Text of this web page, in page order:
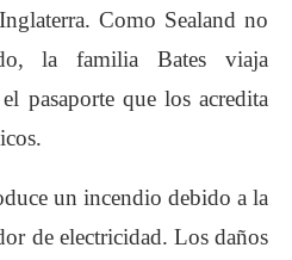
Como Sealand no
la familia Bates viaja
pasaporte que los acredita
un incendio debido a la
de electricidad. Los daños